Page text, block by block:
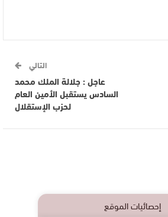
التالي
عاجل : جلالة الملك محمد
السادس يستقبل الأمين العام
لحزب الإستقلال
إحصائيات الموقع